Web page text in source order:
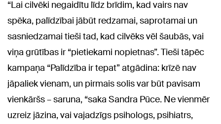
“Lai cilvēki negaidītu līdz brīdim, kad vairs nav
spēka, palīdzībai jābūt redzamai, saprotamai un
sasniedzamai tieši tad, kad cilvēks vēl šaubās, vai
viņa grūtības ir “pietiekami nopietnas”. Tieši tāpēc
kampaņa “Palīdzība ir tepat” atgādina: krīzē nav
jāpaliek vienam, un pirmais solis var būt pavisam
vienkāršs – saruna, “saka Sandra Pūce. Ne vienmēr
uzreiz jāzina, vai vajadzīgs psihologs, psihiatrs,